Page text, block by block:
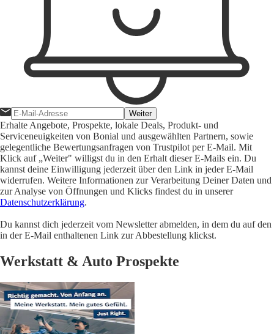
Weiter
Erhalte Angebote, Prospekte, lokale Deals, Produkt- und
Serviceneuigkeiten von Bonial und ausgewählten Partnern, sowie
gelegentliche Bewertungsanfragen von Trustpilot per E-Mail. Mit
Klick auf „Weiter" willigst du in den Erhalt dieser E-Mails ein. Du
kannst deine Einwilligung jederzeit über den Link in jeder E-Mail
widerrufen. Weitere Informationen zur Verarbeitung Deiner Daten und
zur Analyse von Öffnungen und Klicks findest du in unserer
Datenschutzerklärung.
Du kannst dich jederzeit vom Newsletter abmelden, in dem du auf den
in der E-Mail enthaltenen Link zur Abbestellung klickst.
Werkstatt & Auto Prospekte